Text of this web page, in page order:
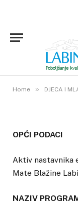
Home » DJECA I
DJECA I MLADI
ŠKOLA
8. LIPNJA 2011.
OPĆI PODACI
Aktiv nastavnika
Mate Blažine
NAZIV